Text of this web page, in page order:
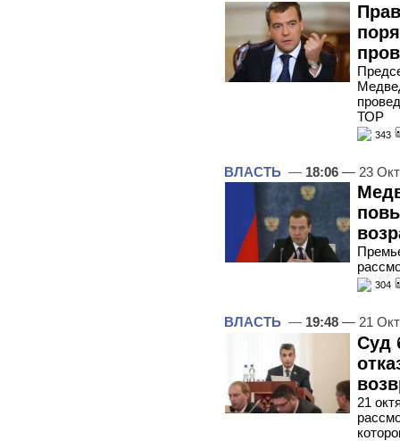
ТОР
343
ВЛАСТЬ — 18:06 — 23
304
ВЛАСТЬ — 19:48 — 21
Суд
21